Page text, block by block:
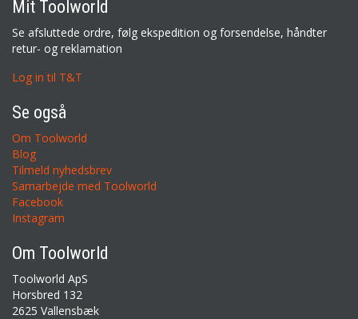
Mit Toolworld
Se afsluttede ordre, følg ekspedition og forsendelse, håndter
retur- og reklamation
Log in til T&T
Se også
Om Toolworld
Blog
Tilmeld nyhedsbrev
Samarbejde med Toolworld
Facebook
Instagram
Om Toolworld
Toolworld ApS
Horsbred 132
2625 Vallensbæk